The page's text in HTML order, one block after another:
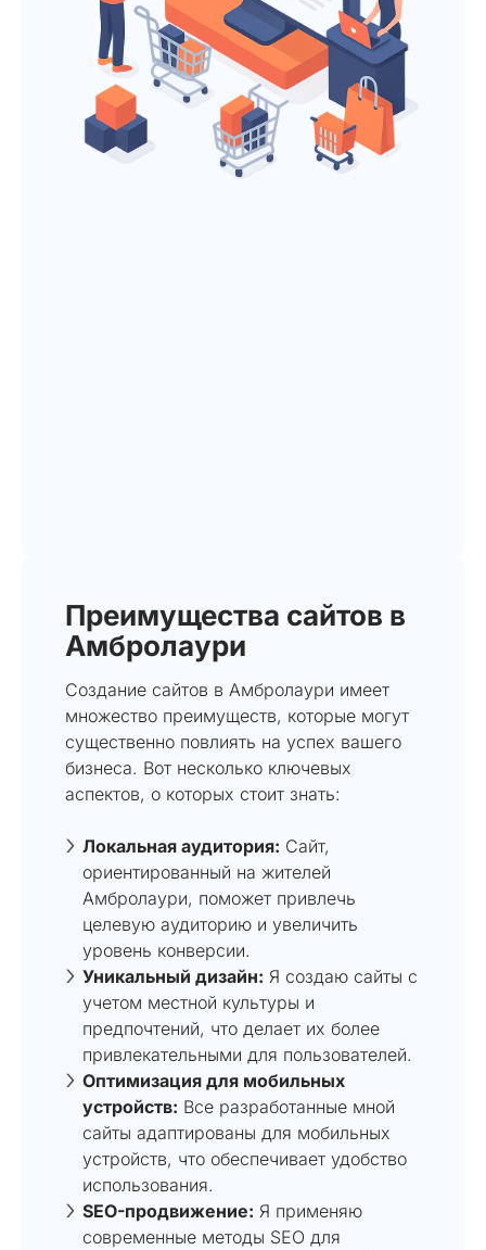
Преимущества сайтов в
Амбролаури
Создание сайтов в Амбролаури имеет
множество преимуществ, которые могут
существенно повлиять на успех вашего
бизнеса. Вот несколько ключевых
аспектов, о которых стоит знать:
Локальная аудитория: Сайт,
ориентированный на жителей
Амбролаури, поможет привлечь
целевую аудиторию и увеличить
уровень конверсии.
Уникальный дизайн: Я создаю сайты с
учетом местной культуры и
предпочтений, что делает их более
привлекательными для пользователей.
Оптимизация для мобильных
устройств: Все разработанные мной
сайты адаптированы для мобильных
устройств, что обеспечивает удобство
использования.
SEO-продвижение: Я применяю
современные методы SEO для